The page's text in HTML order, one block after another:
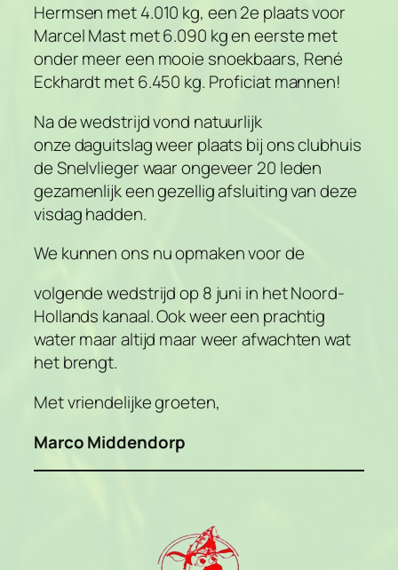
Hermsen met 4.010 kg, een 2e plaats voor
Marcel Mast met 6.090 kg en eerste met
onder meer een mooie snoekbaars, René
Eckhardt met 6.450 kg. Proficiat mannen!
Na de wedstrijd vond natuurlijk
onze daguitslag weer plaats bij ons clubhuis
de Snelvlieger waar ongeveer 20 leden
gezamenlijk een gezellig afsluiting van deze
visdag hadden.
We kunnen ons nu opmaken voor de
volgende wedstrijd op 8 juni in het Noord-
Hollands kanaal. Ook weer een prachtig
water maar altijd maar weer afwachten wat
het brengt.
Met vriendelijke groeten,
Marco Middendorp